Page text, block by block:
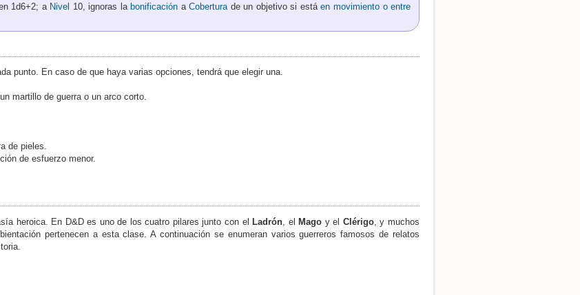
1d6+2; a Nivel 10, ignoras labonificación aCobertura de un objetivo si estáen movimiento o entre
punto. En caso de que haya varias opciones, tendrá que elegir una.
martillo de guerra o un arco corto.
de pieles.
de esfuerzo menor.
heroica. En D&D es uno de los cuatro pilares junto con elLadrón , elMago y el Clérigo, y muchos
pertenecen a esta clase. A continuación se enumeran varios guerreros famosos de relatos